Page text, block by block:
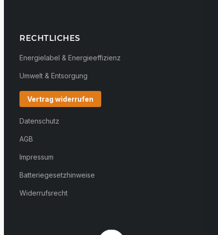
RECHTLICHES
Energielabel & Energieeffizienz
Umwelt & Entsorgung
Vertrag widerrufen
Datenschutz
AGB
Impressum
Batteriegesetzhinweise
Widerrufsrecht